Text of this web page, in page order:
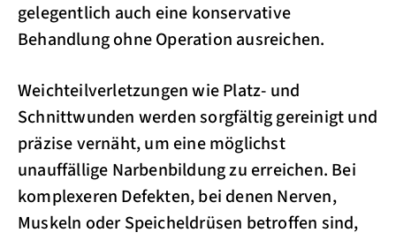
gelegentlich auch eine konservative
Behandlung ohne Operation ausreichen.
Weichteilverletzungen wie Platz- und
Schnittwunden werden sorgfältig gereinigt und
präzise vernäht, um eine möglichst
unauffällige Narbenbildung zu erreichen. Bei
komplexeren Defekten, bei denen Nerven,
Muskeln oder Speicheldrüsen betroffen sind,